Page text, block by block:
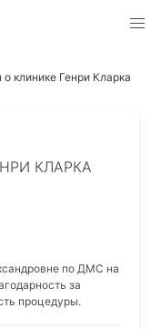
клинике Генри Кларка
КЛАРКА
по ДМС на
за
процедуры.